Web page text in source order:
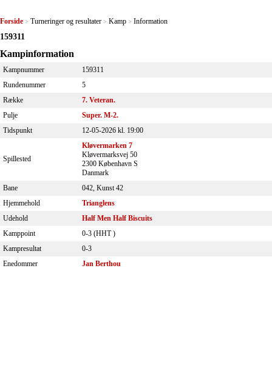
Forside > Turneringer og resultater > Kamp > Information
159311
Kampinformation
Kampnummer
159311
Rundenummer
5
Række
7. Veteran.
Pulje
Super. M-2.
Tidspunkt
12-05-2026 kl. 19:00
Spillested
Kløvermarken 7
Kløvermarksvej 50
2300 København S
Danmark
Bane
042, Kunst 42
Hjemmehold
Trianglens
Udehold
Half Men Half Biscuits
Kamppoint
0-3 (HHT)
Kampresultat
0-3
Enedommer
Jan Berthou